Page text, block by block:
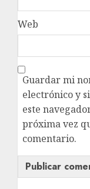
Web
Guardar mi
electrónico y
este
próxima vez
comentario.